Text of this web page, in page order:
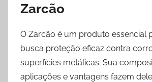
Zarcão
O Zarcão é um produto essencial
busca proteção eficaz contra
superfícies metálicas. Sua
aplicações e vantagens fazem